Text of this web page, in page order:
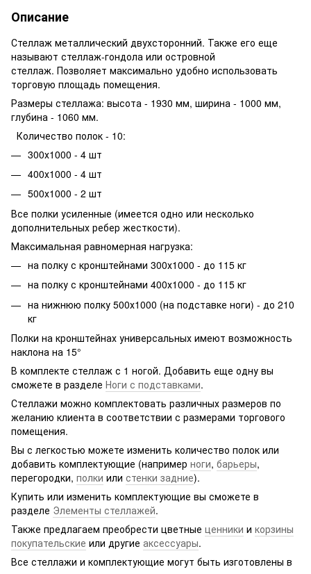
Описание
Стеллаж металлический двухсторонний. Также его еще
называют стеллаж-гондола или островной
стеллаж. Позволяет максимально удобно использовать
торговую площадь помещения.
Размеры стеллажа: высота - 1930 мм, ширина - 1000 мм,
глубина - 1060 мм.
Количество полок - 10:
300х1000 - 4 шт
400х1000 - 4 шт
500х1000 - 2 шт
Все полки усиленные (имеется одно или несколько
дополнительных ребер жесткости).
Максимальная равномерная нагрузка:
на полку с кронштейнами 300х1000 - до 115 кг
на полку с кронштейнами 400х1000 - до 115 кг
на нижнюю полку 500х1000 (на подставке ноги) - до 210
кг
Полки на кронштейнах универсальных имеют возможность
наклона на 15°
В комплекте стеллаж с 1 ногой. Добавить еще одну вы
сможете в разделе Ноги с подставками.
Стеллажи можно комплектовать различных размеров по
желанию клиента в соответствии с размерами торгового
помещения.
Вы с легкостью можете изменить количество полок или
добавить комплектующие (например ноги, барьеры,
перегородки, полки или стенки задние).
Купить или изменить комплектующие вы сможете в
разделе Элементы стеллажей.
Также предлагаем преобрести цветные ценники и корзины
покупательские или другие аксессуары.
Все стеллажи и комплектующие могут быть изготовлены в